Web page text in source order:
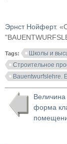
Эрнст Нойферт.
Tags:
Школы и
Строительное
Bauentwurfslehre.
Величина
форма